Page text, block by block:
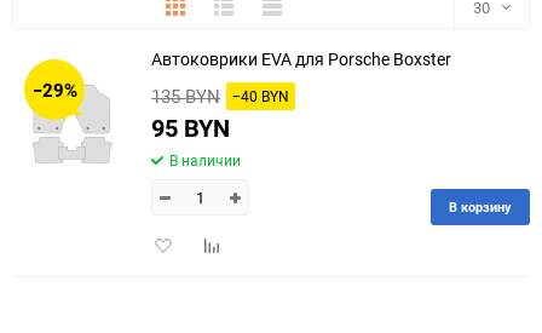
30
150
−29%
Автоковрики EVA для Porsche Boxster
135 BYN −40 BYN
95 BYN
В наличии
ДобавитьДобавить
В корзину